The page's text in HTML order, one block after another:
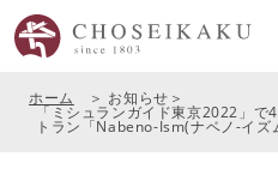
ホーム お知らせ
「ミシュランガイド東京2022」
トラン「Nabeno-Ism(ナベノ-イズ